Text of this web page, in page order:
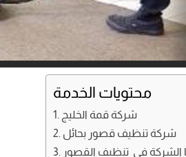
محتويات الخدمة
شركة قمة الخليج
شركة تنظيف قصور بحائل